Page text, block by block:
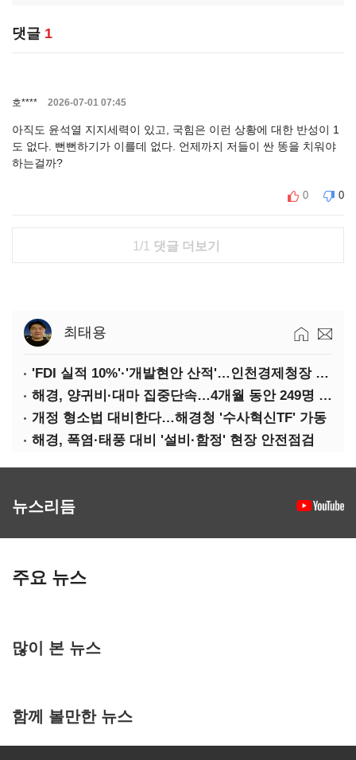
댓글 1
호**** 2026-07-01 07:45
아직도 윤석열 지지세력이 있고, 국힘은 이런 상황에 대한 반성이 1
도 없다. 뻔뻔하기가 이를데 없다. 언제까지 저들이 싼 똥을 치워야
하는걸까?
0 0
1/1 댓글 더보기
최태용
'FDI 실적 10%'·'개발현안 산적'…인천경제청장 구원투수 찾기
해경, 양귀비·대마 집중단속…4개월 동안 249명 검거
개정 형소법 대비한다…해경청 '수사혁신TF' 가동
해경, 폭염·태풍 대비 '설비·함정' 현장 안전점검
뉴스리듬
주요 뉴스
많이 본 뉴스
함께 볼만한 뉴스